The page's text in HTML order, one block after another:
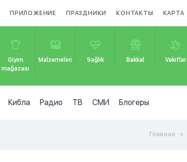
ПРИЛОЖЕНИЕ ПРАЗДНИКИ КОНТАКТЫ КАРТА
Giyim
mağazası
Malzemeleri Sağlık Bakkal Vakıflar
Кибла Радио ТВ СМИ Блогеры
Главная